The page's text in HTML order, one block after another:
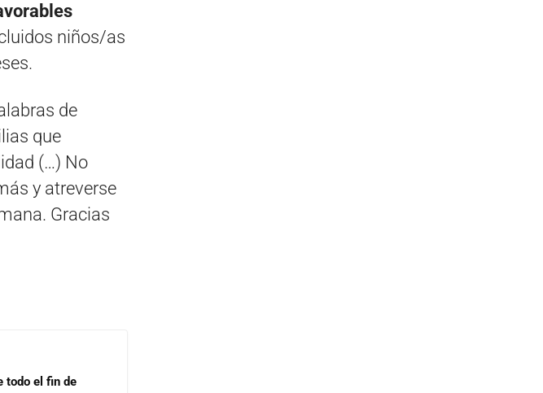
niños/as
de
que
(…) No
y atreverse
Gracias
todo el fin de